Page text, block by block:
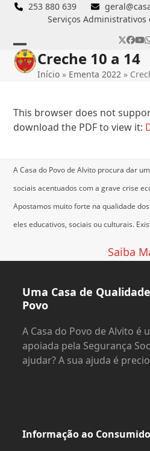
Skip
253 880 639
Serviços Administrativos
Twitter
Open
mobile
Close
mobile
Creche 10 a 14
Início » Ementa 2022 »
This browser does not
download the PDF to view it:
A Casa do Povo de Alvito procura dar
sociais acentuados com a grave crise
Apostamos muito forte na qualidade
eles educativos, sociais ou culturais.
Saiba
Uma Casa de
Povo
A Casa do Povo de Alvito é
apoiada pela Segurança
ajudar? A sua ajuda é
Informação ao